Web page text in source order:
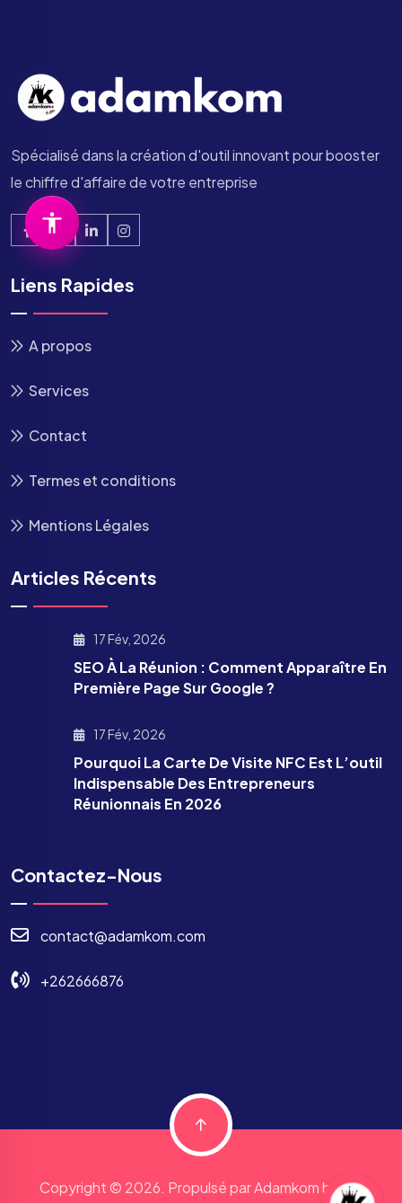
Spécialisé dans la création d'outil innovant pour booster
le chiffre d'affaire de votre entreprise
Liens Rapides
A propos
Services
Contact
Termes et conditions
Mentions Légales
Articles Récents
17 Fév, 2026
SEO À La Réunion : Comment Apparaître En
Première Page Sur Google ?
17 Fév, 2026
Pourquoi La Carte De Visite NFC Est L’outil
Indispensable Des Entrepreneurs
Réunionnais En 2026
Contactez-Nous
contact@adamkom.com
+262666876
Copyright © 2026. Propulsé par Adamkom by JJP